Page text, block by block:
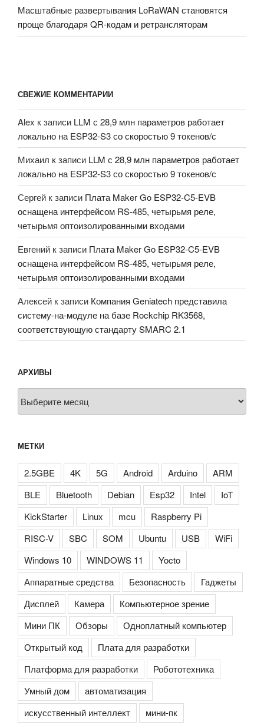
Масштабные развертывания LoRaWAN становятся
проще благодаря QR-кодам и ретрансляторам
СВЕЖИЕ КОММЕНТАРИИ
Alex к записи LLM с 28,9 млн параметров работает
локально на ESP32-S3 со скоростью 9 токенов/с
Михаил к записи LLM с 28,9 млн параметров работает
локально на ESP32-S3 со скоростью 9 токенов/с
Сергей к записи Плата Maker Go ESP32-C5-EVB
оснащена интерфейсом RS-485, четырьмя реле,
четырьмя оптоизолированными входами
Евгений к записи Плата Maker Go ESP32-C5-EVB
оснащена интерфейсом RS-485, четырьмя реле,
четырьмя оптоизолированными входами
Алексей к записи Компания Geniatech представила
систему-на-модуле на базе Rockchip RK3568,
соответствующую стандарту SMARC 2.1
АРХИВЫ
МЕТКИ
2.5GBE 4K 5G Android Arduino
ARM
BLE
Bluetooth Debian Esp32 Intel
IoT
KickStarter
Linux mcu
Raspberry Pi
RISC-V
SBC SOM Ubuntu USB
WiFi
Windows 10
WINDOWS 11
Yocto
Аппаратные средства
Безопасность
Гаджеты
Дисплей
Камера
Компьютерное зрение
Мини ПК
Обзоры
Одноплатный компьютер
Открытый код
Плата для разработки
Платформа для разработки
Робототехника
Умный дом
автоматизация
искусственный интеллект
мини-пк